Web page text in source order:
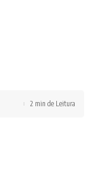
2 min de Leitura